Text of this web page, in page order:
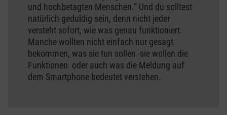
und hochbetagten Menschen.“ Und du solltest
natürlich geduldig sein, denn nicht jeder
versteht sofort, wie was genau funktioniert.
Manche wollten nicht einfach nur gesagt
bekommen, was sie tun sollen -sie wollen die
Funktionen oder auch was die Meldung auf
dem Smartphone bedeutet verstehen.